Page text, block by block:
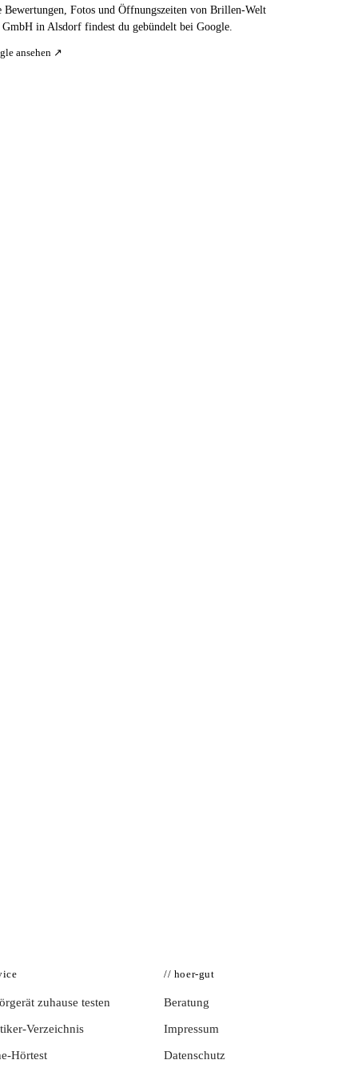
Bewertungen, Fotos und Öffnungszeiten von Brillen-Welt
in Alsdorf findest du gebündelt bei Google.
ansehen ↗
zuhause testen
Verzeichnis
Hörtest
// hoer-gut
Beratung
Impressum
Datenschutz